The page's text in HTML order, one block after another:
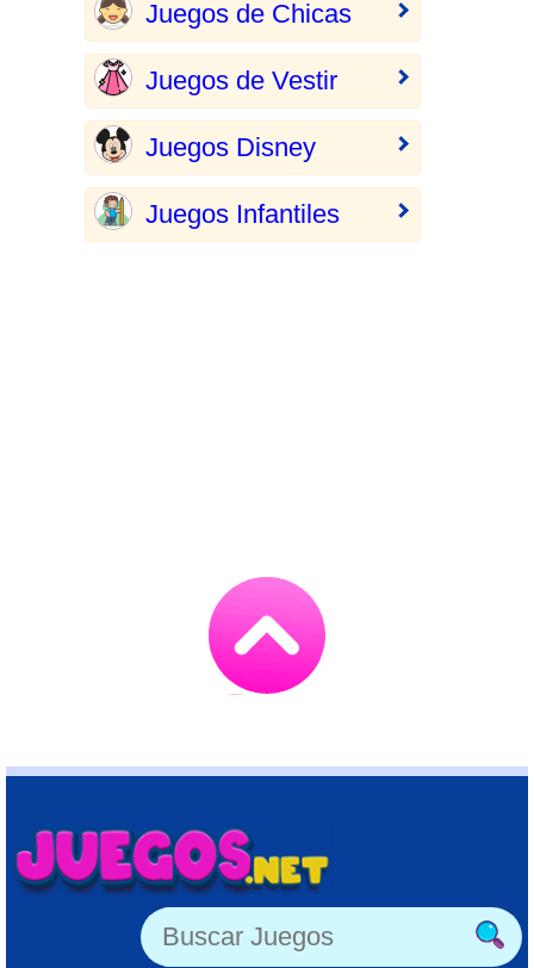
Juegos de Chicas
Juegos de Vestir
Juegos Disney
Juegos Infantiles